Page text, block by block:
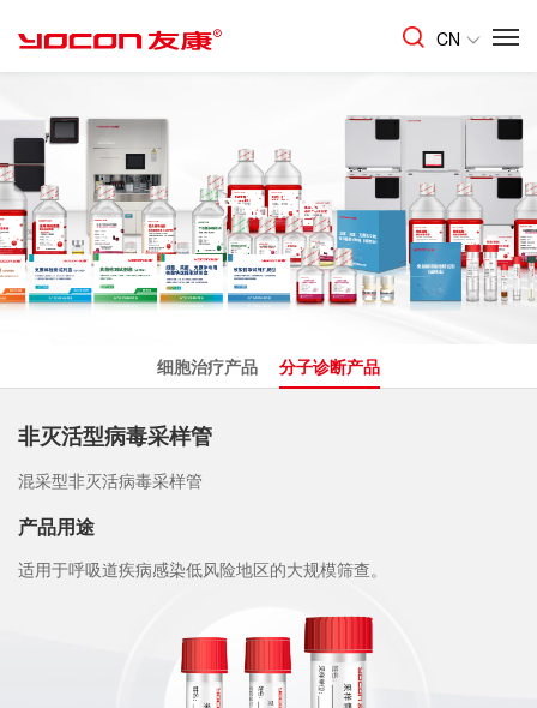
CN
产品中心
细胞治疗产品 分子诊断产品
非灭活型病毒采样管
混采型非灭活病毒采样管
产品用途
适用于呼吸道疾病感染低风险地区的大规模筛查。